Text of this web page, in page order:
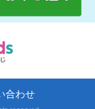
合わせ